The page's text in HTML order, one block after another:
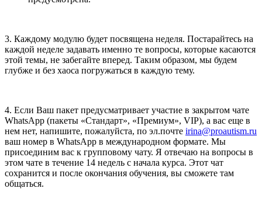
3. Каждому модулю будет посвящена неделя. Постарайтесь на
каждой неделе задавать именно те вопросы, которые касаются
этой темы, не забегайте вперед. Таким образом, мы будем
глубже и без хаоса погружаться в каждую тему.
4. Если Ваш пакет предусматривает участие в закрытом чате
WhatsApp (пакеты «Стандарт», «Премиум», VIP), а вас еще в
нем нет, напишите, пожалуйста, по эл.почте irina@proautism.ru
ваш номер в WhatsApp в международном формате. Мы
присоединим вас к групповому чату. Я отвечаю на вопросы в
этом чате в течение 14 недель с начала курса. Этот чат
сохранится и после окончания обучения, вы сможете там
общаться.